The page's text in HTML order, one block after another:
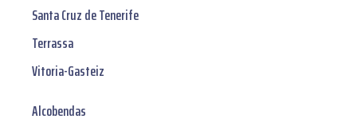
Santa Cruz de Tenerife
Terrassa
Vitoria-Gasteiz
Alcobendas